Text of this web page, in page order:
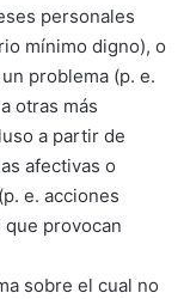
personales
mínimo digno), o
problema (p. e.
otras más
a partir de
afectivas o
e. acciones
provocan
sobre el cual no